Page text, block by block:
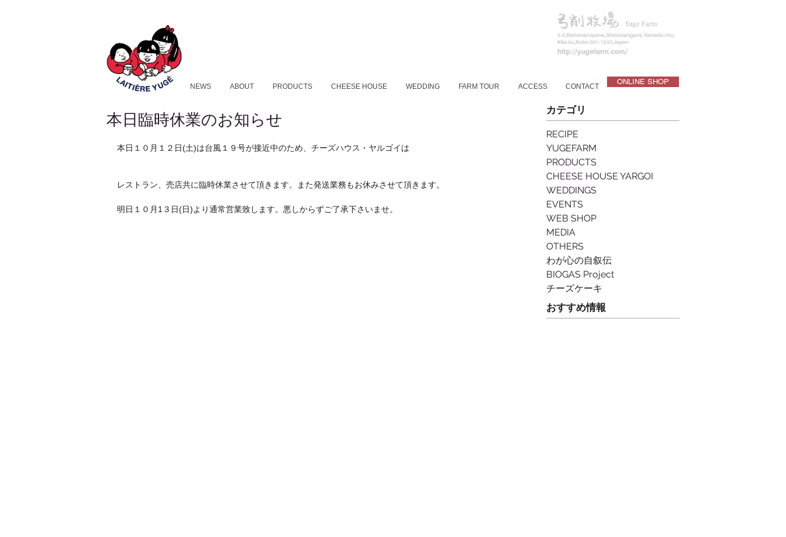
ONLINE SHOP
NEWS ABOUT PRODUCTS CHEESE HOUSE WEDDING FARM TOUR ACCESS CONTACT
本日臨時休業のお知らせ
本日１０月１２日(土)は台風１９号が接近中のため、チーズハウス・ヤルゴイは
レストラン、売店共に臨時休業させて頂きます。また発送業務もお休みさせて頂きます。
明日１０月1３日(日)より通常営業致します。悪しからずご了承下さいませ。
カテゴリ
RECIPE
YUGEFARM
PRODUCTS
CHEESE HOUSE YARGOI
WEDDINGS
EVENTS
WEB SHOP
MEDIA
OTHERS
わが心の自叙伝
BIOGAS Project
チーズケーキ
おすすめ情報